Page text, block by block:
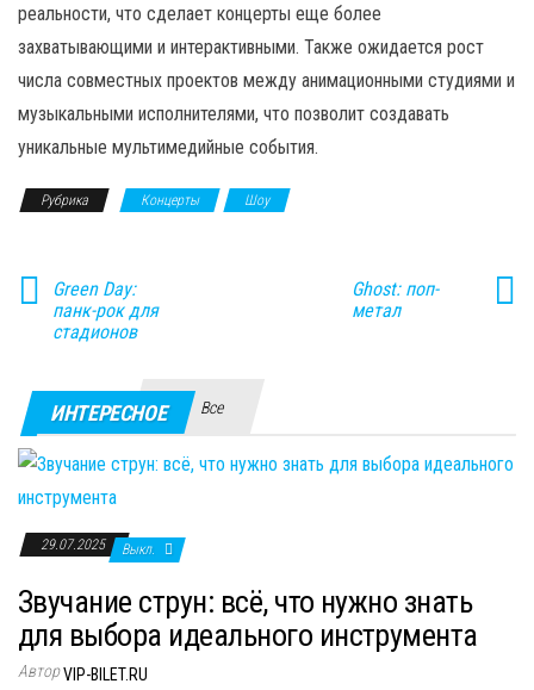
реальности, что сделает концерты еще более
захватывающими и интерактивными. Также ожидается рост
числа совместных проектов между анимационными студиями и
музыкальными исполнителями, что позволит создавать
уникальные мультимедийные события.
Рубрика Концерты Шоу
Green Day:
панк-рок для
стадионов
Ghost: поп-
метал
ИНТЕРЕСНОЕ Все
29.07.2025 Выкл.
Звучание струн: всё, что нужно знать
для выбора идеального инструмента
АвторVIP-BILET.RU